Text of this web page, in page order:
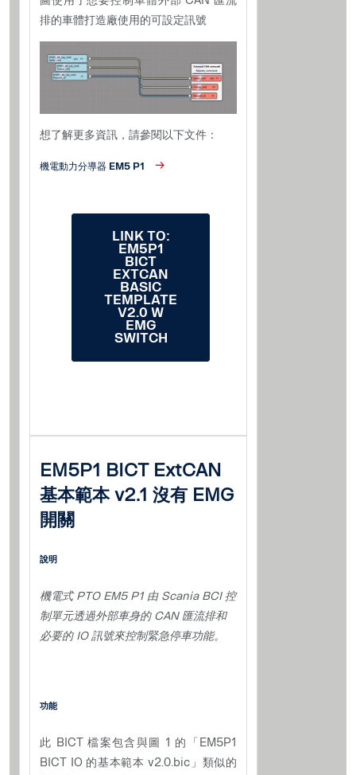
排的車體打造廠使用的可設定訊號
想了解更多資訊，請參閱以下文件：
機電動力分導器 EM5 P1
LINK TO:
EM5P1
BICT
EXTCAN
BASIC
TEMPLATE
V2.0 W
EMG
SWITCH
EM5P1 BICT ExtCAN
基本範本 v2.1 沒有 EMG
開關
說明
機電式 PTO EM5 P1 由 Scania BCI 控
制單元透過外部車身的 CAN 匯流排和
必要的 IO 訊號來控制緊急停車功能。
功能
此 BICT 檔案包含與圖 1 的「EM5P1
BICT IO 的基本範本 v2.0.bic」類似的